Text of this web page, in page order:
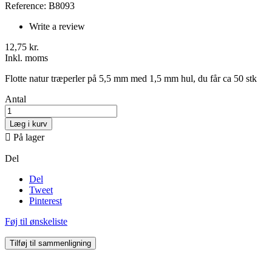
Reference: B8093
Write a review
12,75 kr.
Inkl. moms
Flotte natur træperler på 5,5 mm med 1,5 mm hul, du får ca 50 stk
Antal
Læg i kurv
 På lager
Del
Del
Tweet
Pinterest
Føj til ønskeliste
Tilføj til sammenligning